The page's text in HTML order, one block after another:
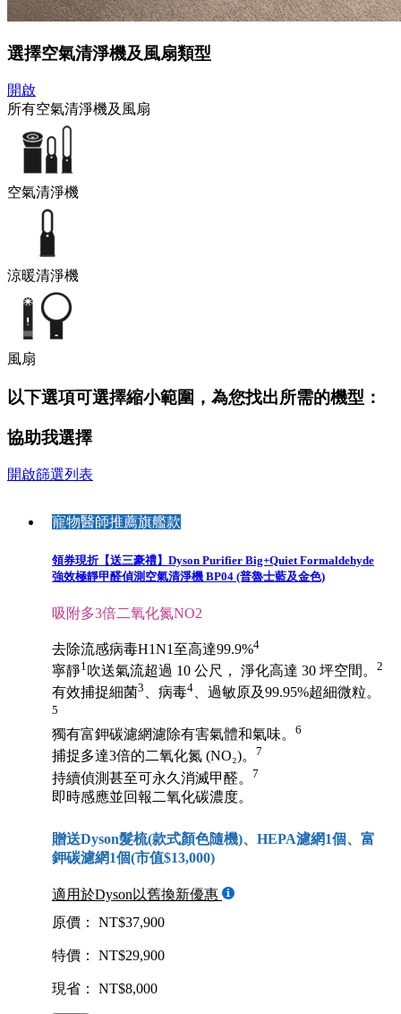
選擇空氣清淨機及風扇類型
開啟
所有空氣清淨機及風扇
空氣清淨機
涼暖清淨機
風扇
以下選項可選擇縮小範圍，為您找出所需的機型：
協助我選擇
開啟篩選列表
寵物醫師推薦旗艦款
領券現折【送三豪禮】Dyson Purifier Big+Quiet Formaldehyde
強效極靜甲醛偵測空氣清淨機 BP04 (普魯士藍及金色)
吸附多3倍二氧化氮NO2
去除流感病毒H1N1至高達99.9%4
寧靜1吹送氣流超過 10 公尺， 淨化高達 30 坪空間。 2
有效捕捉細菌3 、病毒4、過敏原及99.95%超細微粒。
5
獨有富鉀碳濾網濾除有害氣體和氣味。 6
捕捉多達3倍的二氧化氮 (NO₂)。 7
持續偵測甚至可永久消滅甲醛。 7
即時感應並回報二氧化碳濃度。
贈送Dyson髮梳(款式顏色隨機)、HEPA濾網1個、富
鉀碳濾網1個(市值$13,000)
適用於Dyson以舊換新優惠
原價： NT$37,900
特價： NT$29,900
現省： NT$8,000